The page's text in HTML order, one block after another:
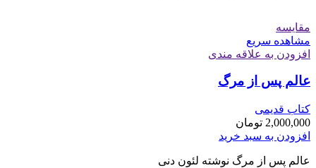
مقایسه
مشاهده سریع
افزودن به علاقه مندی
عالم پس از مرگ
کتاب قدیمی
2,000,000 تومان
افزودن به سبد خرید
عالم پس از مرگ نوشته لئون دنی